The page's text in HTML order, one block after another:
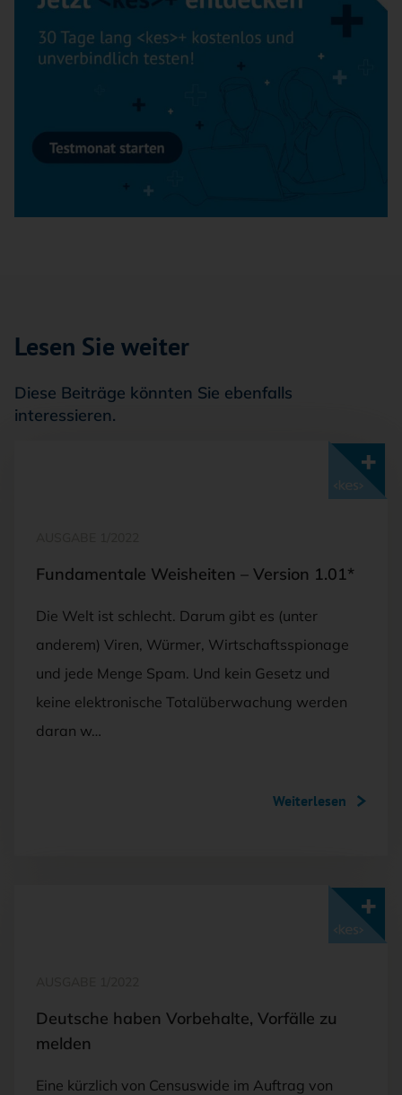
Lesen Sie weiter
Diese Beiträge könnten Sie ebenfalls
interessieren.
Fundamentale Weisheiten – Version 1.01*
Die Welt ist schlecht. Darum gibt es (unter
anderem) Viren, Würmer, Wirtschaftsspionage
und jede Menge Spam. Und kein Gesetz und
keine elektronische Totalüberwachung werden
daran w…
Weiterlesen
Deutsche haben Vorbehalte, Vorfälle zu
melden
Eine kürzlich von Censuswide im Auftrag von